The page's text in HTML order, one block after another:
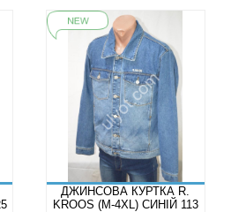
ДЖИНСОВА КУРТКА R.
KROOS (M-4XL) СИНІЙ 113